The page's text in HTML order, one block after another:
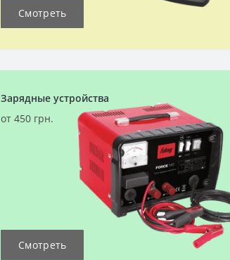
Смотреть
Зарядные устройства
от 450 грн.
Смотреть